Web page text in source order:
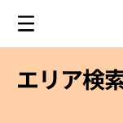
エリア検